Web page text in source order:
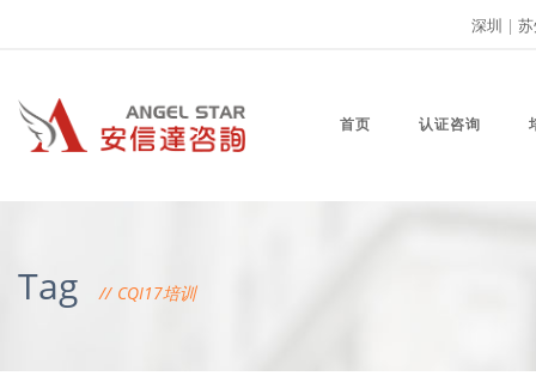
深圳 |
首页 认证咨询
Tag CQI17培训